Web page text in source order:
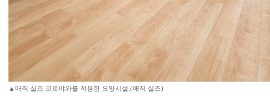
▲매직 실즈 코로야와를 적용한 요양시설.(매직 실즈)